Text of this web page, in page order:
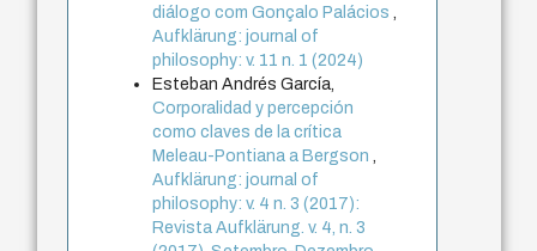
diálogo com Gonçalo Palácios,
Aufklärung: journal of
philosophy: v. 11 n. 1 (2024)
Esteban Andrés García,
Corporalidad y percepción
como claves de la crítica
Meleau-Pontiana a Bergson,
Aufklärung: journal of
philosophy: v. 4 n. 3 (2017):
Revista Aufklärung. v. 4, n. 3